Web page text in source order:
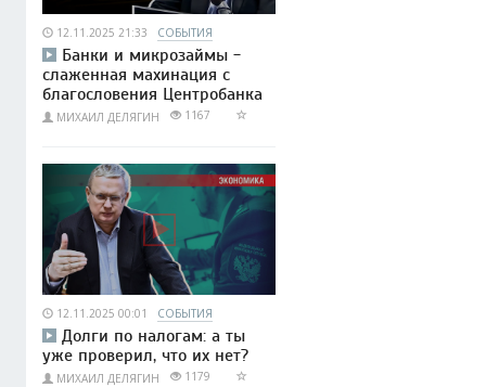
12.11.2025 21:33 СОБЫТИЯ
Банки и микрозаймы -
слаженная махинация с
благословения Центробанка
МИХАИЛ ДЕЛЯГИН 1167
12.11.2025 00:01 СОБЫТИЯ
Долги по налогам: а ты
уже проверил, что их нет?
МИХАИЛ ДЕЛЯГИН 1179